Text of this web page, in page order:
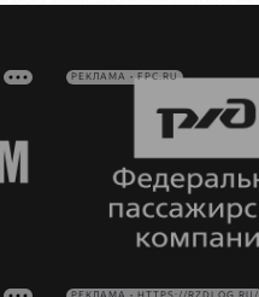
РЕКЛАМА • FPC.RU